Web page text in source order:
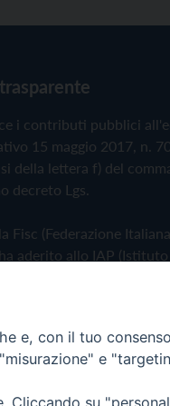
i contributi pubblici
15 maggio 2017, n.
della lettera f) del
decreto Lgs.
Fisc (Federazione Italiana
aderito allo IAP (Istituto
Policy
e, con il tuo
e